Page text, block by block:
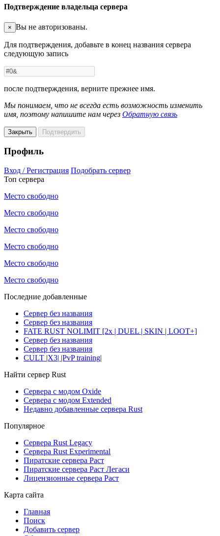
Подтверждение владельца сервера
× Вы не авторизованы.
Для подтверждения, добавьте в конец названия сервера
следующую запись
после подтверждения, верните прежнее имя.
Мы понимаем, что не всегда есть возможность изменить
имя, поэтому напишите нам через Обратную связь
Закрыть Подтвердить
Профиль
Вход / Регистрация Подобрать сервер
Топ сервера
Место свободно
Место свободно
Место свободно
Место свободно
Место свободно
Место свободно
Последние добавленные
Сервер без названия
Сервер без названия
FATE RUST NOLIMIT [2x | DUEL | SKIN | LOOT+]
Сервер без названия
Сервер без названия
CULT |X3| |PvP training|
Найти сервер Rust
Сервера с модом Oxide
Сервера с модом Extended
Недавно добавленные сервера Rust
Популярное
Сервера Rust Legacy
Сервера Rust Experimental
Пиратские сервера Раст
Пиратские сервера Раст Легаси
Лицензионные сервера Раст
Карта сайта
Главная
Поиск
Добавить сервер